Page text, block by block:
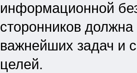
информационной
сторонников
важнейших задач и
целей.